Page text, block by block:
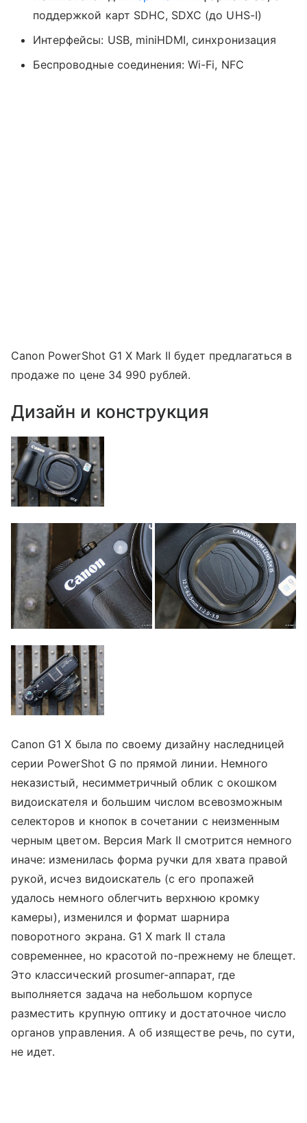
поддержкой карт SDHC, SDXC (до UHS-I)
Интерфейсы: USB, miniHDMI, синхронизация
Беспроводные соединения: Wi-Fi, NFC
Canon PowerShot G1 X Mark II будет предлагаться в
продаже по цене 34 990 рублей.
Дизайн и конструкция
Canon G1 X была по своему дизайну наследницей
серии PowerShot G по прямой линии. Немного
неказистый, несимметричный облик с окошком
видоискателя и большим числом всевозможным
селекторов и кнопок в сочетании с неизменным
черным цветом. Версия Mark II смотрится немного
иначе: изменилась форма ручки для хвата правой
рукой, исчез видоискатель (с его пропажей
удалось немного облегчить верхнюю кромку
камеры), изменился и формат шарнира
поворотного экрана. G1 X mark II стала
современнее, но красотой по-прежнему не блещет.
Это классический prosumer-аппарат, где
выполняется задача на небольшом корпусе
разместить крупную оптику и достаточное число
органов управления. А об изяществе речь, по сути,
не идет.